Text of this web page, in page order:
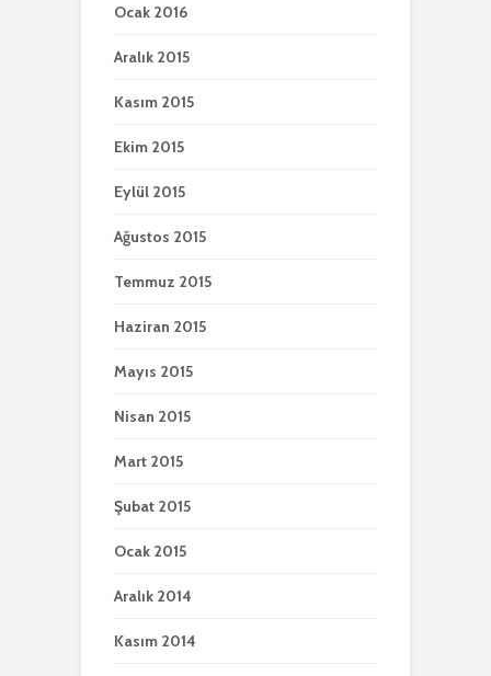
Ocak 2016
Aralık 2015
Kasım 2015
Ekim 2015
Eylül 2015
Ağustos 2015
Temmuz 2015
Haziran 2015
Mayıs 2015
Nisan 2015
Mart 2015
Şubat 2015
Ocak 2015
Aralık 2014
Kasım 2014